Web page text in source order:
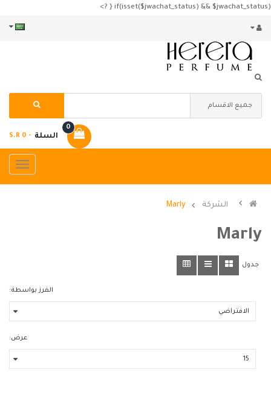
if(isset($jwachat_status) && $jwachat_status) { ?>
السلة
0
- S.R 0
الشركة Marly
Marly
جدول
الفرز بواسطة:
عرض: